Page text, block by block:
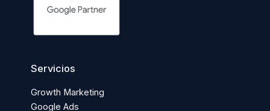
Servicios
Growth Marketing
Google Ads